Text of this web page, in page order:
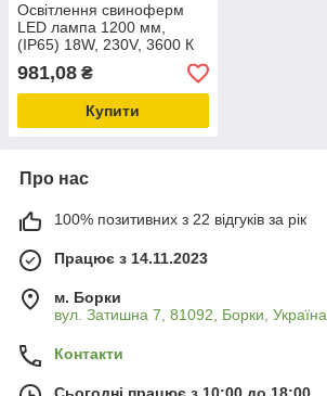
Освітлення свиноферм
LED лампа 1200 мм,
(IP65) 18W, 230V, 3600 К
981,08 ₴
Купити
Про нас
100% позитивних з 22 відгуків за рік
Працює з 14.11.2023
м. Борки
вул. Затишна 7, 81092, Борки, Україна
Контакти